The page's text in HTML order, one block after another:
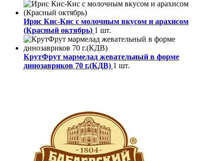
Ирис Кис-Кис с молочным вкусом и арахисом
(Красный октябрь) 1 шт.
КрутФрут мармелад жевательный в форме
динозавриков 70 г.(КДВ) 1 шт.